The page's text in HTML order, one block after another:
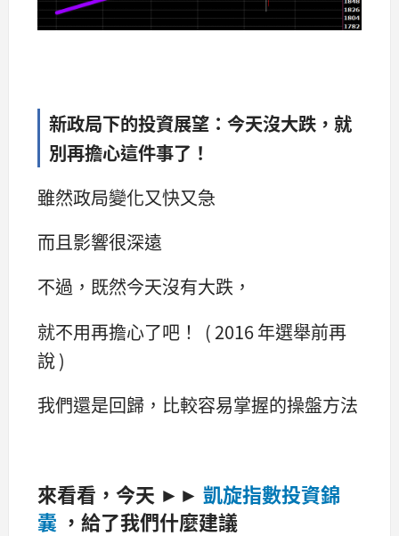
新政局下的投資展望：今天沒大跌，就
別再擔心這件事了！
雖然政局變化又快又急
而且影響很深遠
不過，既然今天沒有大跌，
就不用再擔心了吧！ ( 2016 年選舉前再
說 )
我們還是回歸，比較容易掌握的操盤方法
來看看，今天 ►► 凱旋指數投資錦
囊 ， 給了我們什麼建議